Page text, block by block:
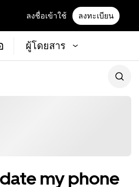
ลงชื่อเข้าใช้ ลงทะเบียน
ผู้โดยสาร
my phone